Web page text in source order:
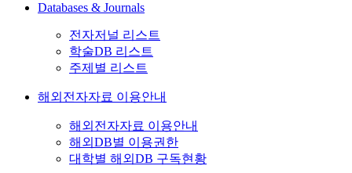
Databases & Journals
전자저널 리스트
학술DB 리스트
주제별 리스트
해외전자자료 이용안내
해외전자자료 이용안내
해외DB별 이용권한
대학별 해외DB 구독현황